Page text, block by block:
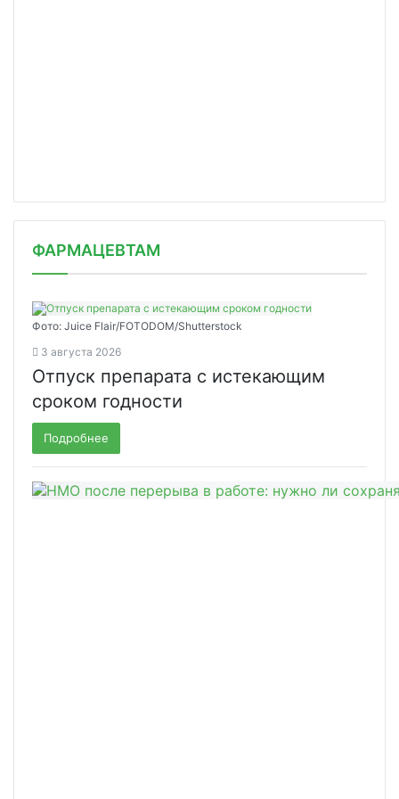
ФАРМАЦЕВТАМ
Фото: Juice Flair/FOTODOM/Shutterstoсk
3 августа 2026
Отпуск препарата с истекающим
сроком годности
Подробнее